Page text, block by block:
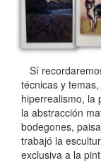
Sí
técnicas y
hiperrealismo, la
la abstracción
bodegones,
trabajó la
exclusiva a la